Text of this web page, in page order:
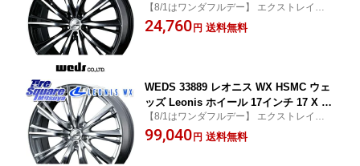
5穴 114.3 ホイールのみ 1本価格 eビタ
ーラ C-HR 90系ノア/ヴォクシー カロー
ヴェ
【8/1はワンダフルデー】 エクストレイル X
-TRAIL 日産 リーフ LEAF CR-V アコード ヴ
ェゼル VEZEL シビック CX-5 CX5 MAZDA
24,760円 送料無料
WEDS 33889 レオニス WX HSMC ウェ
ッズ Leonis ホイール 17インチ 17 X 7.
0J +47 5穴 114.3 ホイールのみ 4本価格
eビターラ C-HR 90系ノア/ヴォクシー
【8/1はワンダフルデー】 エクストレイル X
-TRAIL 日産 リーフ LEAF CR-V アコード ヴ
ェゼル VEZEL シビック CX-5 CX5 MAZDA
99,040円 送料無料